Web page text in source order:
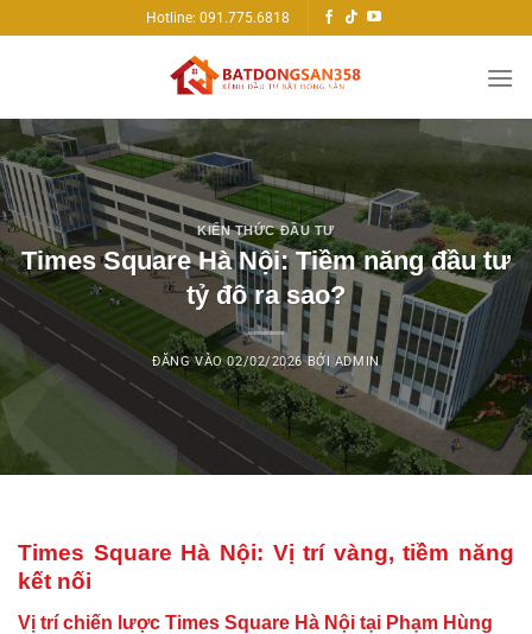
qua
Hotline: 091.775.6818
KIẾN THỨC ĐẦU TƯ
Times Square Hà Nội: Tiềm năng đầu tư
tỷ đô ra sao?
ĐĂNG VÀO02/02/2026 BỞI ADMIN
Times Square Hà Nội: Vị trí vàng, tiềm năng
kết nối
Vị trí chiến lược Times Square Hà Nội tại Phạm Hùng